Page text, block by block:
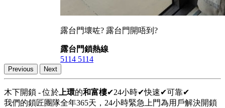
露台門壞咗? 露台門開唔到?
露台門鎖熱線
5114 5114
Previous Next
木下開鎖 - 位於 上環的和富樓✔24小時✔快速✔可靠✔
我們的鎖匠團隊全年365天，24小時緊急上門為用戶解決開鎖